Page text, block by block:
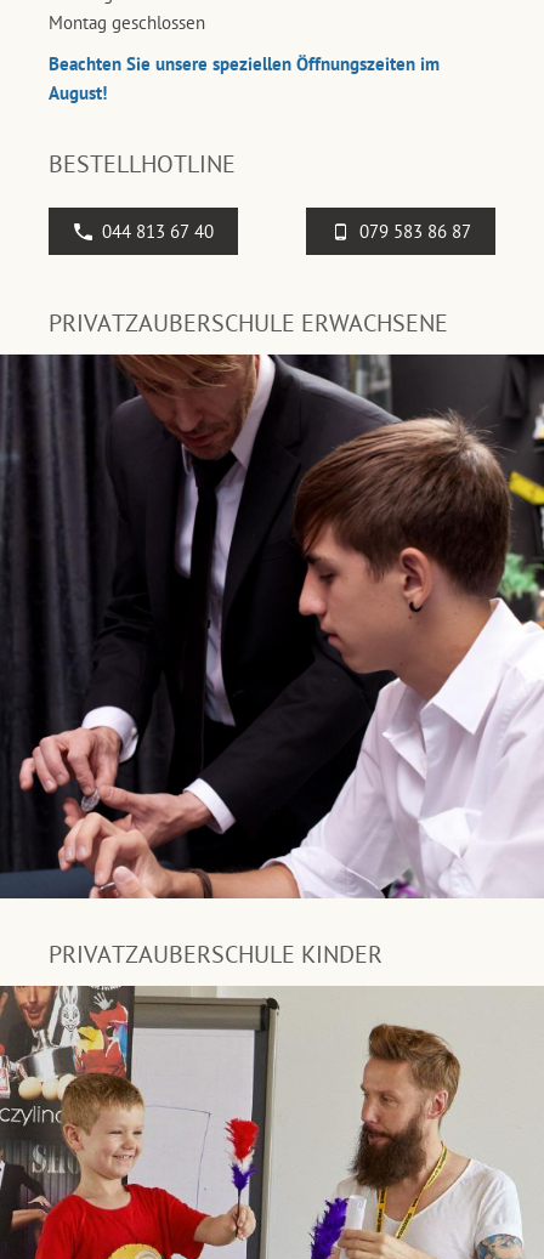
Montag geschlossen
Beachten Sie unsere speziellen Öffnungszeiten im
August!
BESTELLHOTLINE
044 813 67 40 079 583 86 87
PRIVATZAUBERSCHULE ERWACHSENE
PRIVATZAUBERSCHULE KINDER